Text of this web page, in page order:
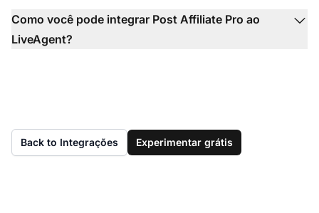
Como você pode integrar Post Affiliate Pro ao
LiveAgent?
Back to Integrações Experimentar grátis